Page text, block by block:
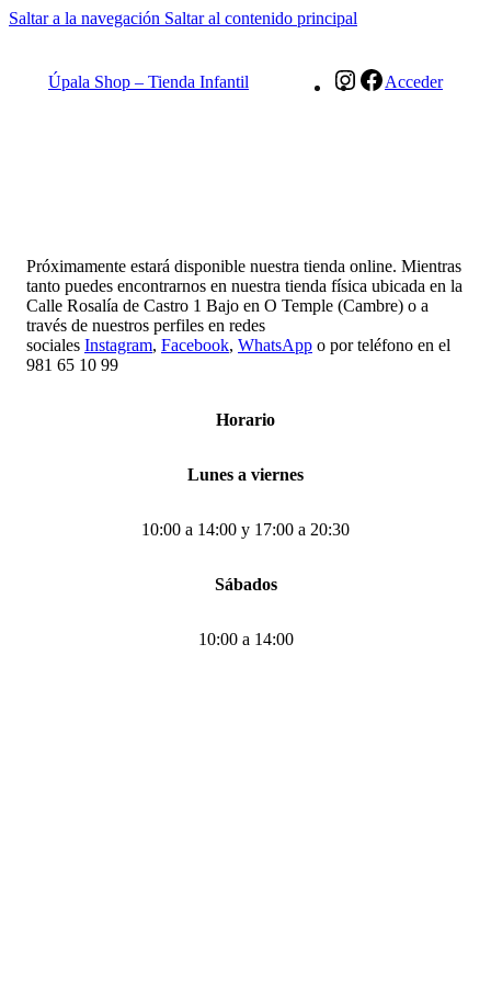
Saltar a la navegación Saltar al contenido principal
Úpala Shop – Tienda Infantil Instagram
Facebook
Acceder
Próximamente estará disponible nuestra tienda online. Mientras
tanto puedes encontrarnos en nuestra tienda física ubicada en la
Calle Rosalía de Castro 1 Bajo en O Temple (Cambre) o a
través de nuestros perfiles en redes
sociales Instagram, Facebook, WhatsApp o por teléfono en el
981 65 10 99
Horario
Lunes a viernes
10:00 a 14:00 y 17:00 a 20:30
Sábados
10:00 a 14:00